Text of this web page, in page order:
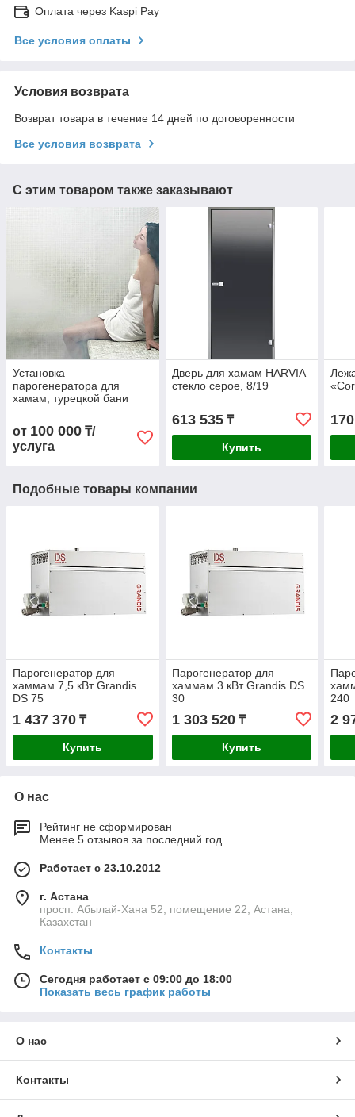
Оплата через Kaspi Pay
Все условия оплаты
Условия возврата
Возврат товара в течение 14 дней по договоренности
Все условия возврата
С этим товаром также заказывают
Установка
парогенератора для
хамам, турецкой бани
от 100 000 ₸/
услуга
Дверь для хамам HARVIA
стекло серое, 8/19
613 535₸
Купить
Подобные товары компании
Парогенератор для
хаммам 7,5 кВт Grandis
DS 75
1 437 370 ₸
Купить
Парогенератор для
хаммам 3 кВт Grandis DS
30
1 303 520₸
Купить
240
2
О нас
Рейтинг не сформирован
Менее 5 отзывов за последний год
Работает с 23.10.2012
г. Астана
просп. Абылай-Хана 52, помещение 22, Астана,
Казахстан
Контакты
Сегодня работает с 09:00 до 18:00
Показать весь график работы
О нас
Контакты